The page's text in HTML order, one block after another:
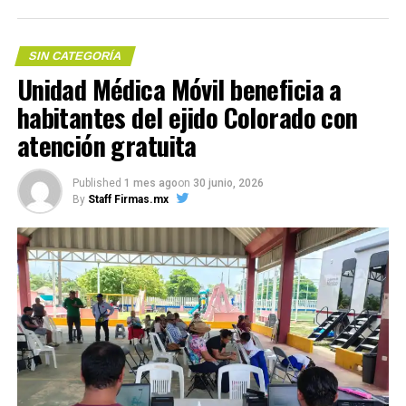
el conocimiento en la construcción de una sociedad
sólida y consciente de su legado.
Compártelo:
Me gusta esto:
COMPARTE ESTA INFORMACIÓN
SIN CATEGORÍA
Unidad Médica Móvil beneficia a
habitantes del ejido Colorado con
atención gratuita
Published 1 mes agoon 30 junio, 2026
By Staff Firmas.mx